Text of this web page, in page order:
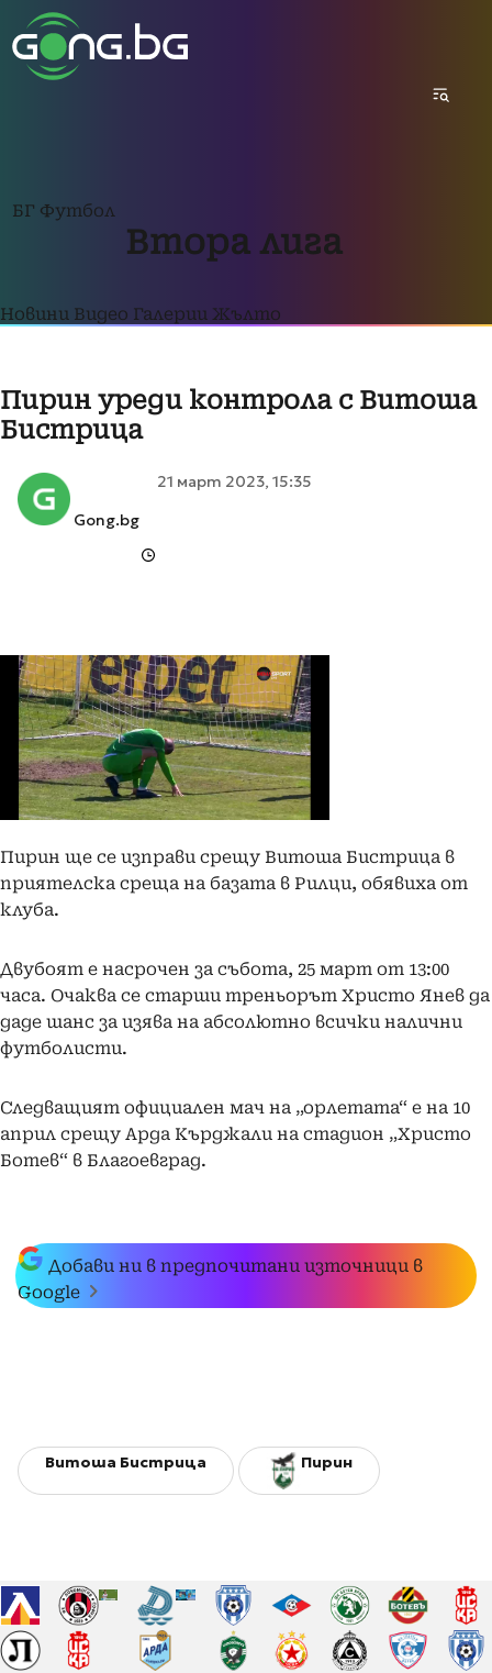
БГ Футбол
Втора лига
Новини Видео Галерии Жълто
Пирин уреди контрола с Витоша
Бистрица
Gong.bg
21 март 2023, 15:35
Пирин ще се изправи срещу Витоша Бистрица в
приятелска среща на базата в Рилци, обявиха от
клуба.
Двубоят е насрочен за събота, 25 март от 13:00
часа. Очаква се старши треньорът Христо Янев да
даде шанс за изява на абсолютно всички налични
футболисти.
Следващият официален мач на „орлетата“ е на 10
април срещу Арда Кърджали на стадион „Христо
Ботев“ в Благоевград.
Добави ни в предпочитани източници в
Google
Витоша Бистрица Пирин